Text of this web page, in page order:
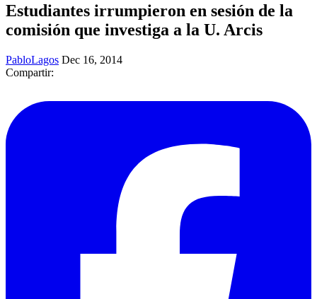
Estudiantes irrumpieron en sesión de la
comisión que investiga a la U. Arcis
PabloLagos Dec 16, 2014
Compartir: